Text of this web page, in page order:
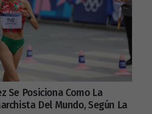
Se Posiciona Como La
Del Mundo, Según La